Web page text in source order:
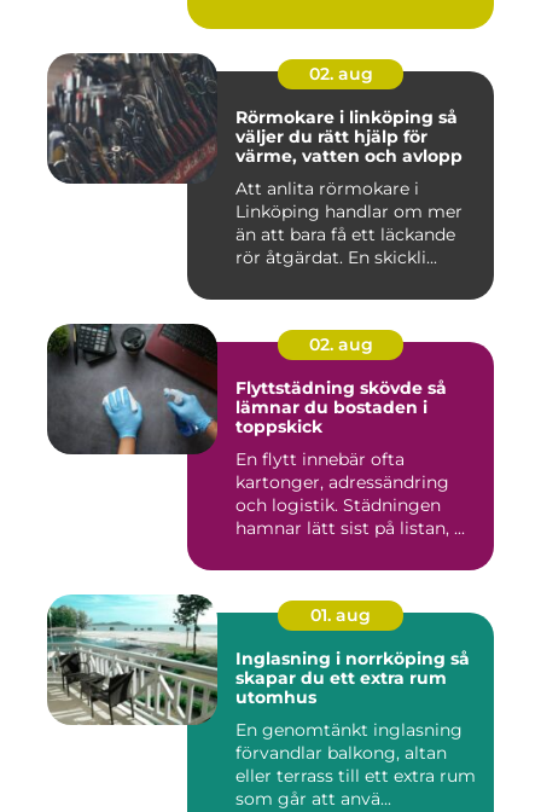
02. aug
Rörmokare i linköping så
väljer du rätt hjälp för
värme, vatten och avlopp
Att anlita rörmokare i
Linköping handlar om mer
än att bara få ett läckande
rör åtgärdat. En skickli...
02. aug
Flyttstädning skövde så
lämnar du bostaden i
toppskick
En flytt innebär ofta
kartonger, adressändring
och logistik. Städningen
hamnar lätt sist på listan, ...
01. aug
Inglasning i norrköping så
skapar du ett extra rum
utomhus
En genomtänkt inglasning
förvandlar balkong, altan
eller terrass till ett extra rum
som går att anvä...